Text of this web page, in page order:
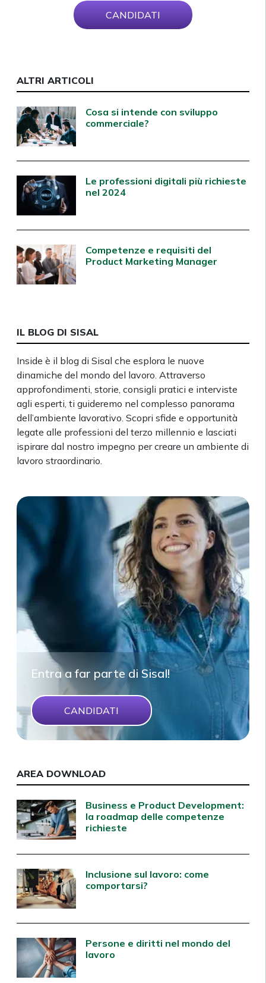
CANDIDATI
ALTRI ARTICOLI
Cosa si intende con sviluppo
commerciale?
Le professioni digitali più richieste
nel 2024
Competenze e requisiti del
Product Marketing Manager
IL BLOG DI SISAL
Inside è il blog di Sisal che esplora le nuove
dinamiche del mondo del lavoro. Attraverso
approfondimenti, storie, consigli pratici e interviste
agli esperti, ti guideremo nel complesso panorama
dell’ambiente lavorativo. Scopri sfide e opportunità
legate alle professioni del terzo millennio e lasciati
ispirare dal nostro impegno per creare un ambiente di
lavoro straordinario.
Entra a far parte di Sisal!
CANDIDATI
AREA DOWNLOAD
Business e Product Development:
la roadmap delle competenze
richieste
Inclusione sul lavoro: come
comportarsi?
Persone e diritti nel mondo del
lavoro